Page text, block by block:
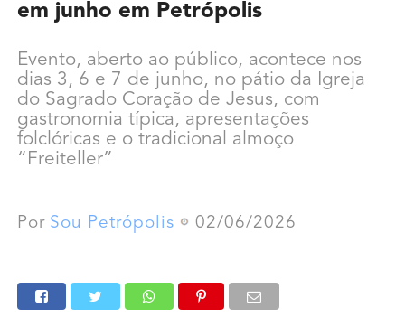
em junho em Petrópolis
Evento, aberto ao público, acontece nos
dias 3, 6 e 7 de junho, no pátio da Igreja
do Sagrado Coração de Jesus, com
gastronomia típica, apresentações
folclóricas e o tradicional almoço
“Freiteller”
Por Sou Petrópolis 02/06/2026